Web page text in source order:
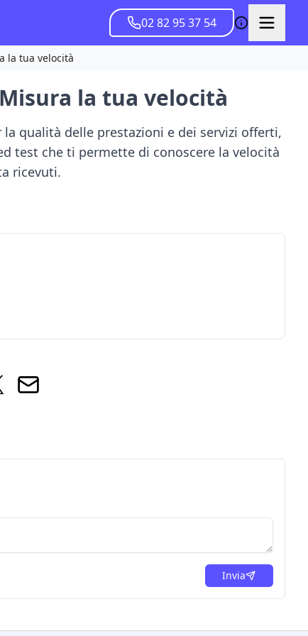
02 82 95 37 54
la tua velocità
la tua velocità
qualità delle prestazioni e dei servizi offerti,
test che ti permette di conoscere la velocità
ricevuti.
Invia